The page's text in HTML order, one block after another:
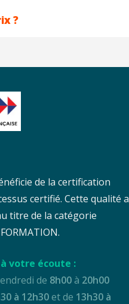
?
de la certification
certifié. Cette qualité a
titre de la catégorie
votre écoute :
de 8h00à 20h00
à 12h30et de 13h30 à